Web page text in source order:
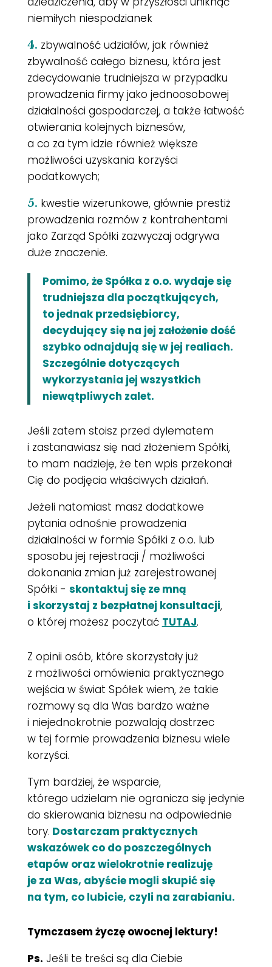
niemiłych niespodzianek
4. zbywalność udziałów, jak również
zbywalność całego biznesu, która jest
zdecydowanie trudniejsza w przypadku
prowadzenia firmy jako jednoosobowej
działalności gospodarczej, a także łatwość
otwierania kolejnych biznesów,
a co za tym idzie również większe
możliwości uzyskania korzyści
podatkowych;
5. kwestie wizerunkowe, głównie prestiż
prowadzenia rozmów z kontrahentami
jako Zarząd Spółki zazwyczaj odgrywa
duże znaczenie.
Pomimo, że Spółka z o.o. wydaje się
trudniejsza dla początkujących,
to jednak przedsiębiorcy,
decydujący się na jej założenie dość
szybko odnajdują się w jej realiach.
Szczególnie dotyczących
wykorzystania jej wszystkich
niewątpliwych zalet.
Jeśli zatem stoisz przed dylematem
i zastanawiasz się nad złożeniem Spółki,
to mam nadzieję, że ten wpis przekonał
Cię do podjęcia właściwych działań.
Jeżeli natomiast masz dodatkowe
pytania odnośnie prowadzenia
działalności w formie Spółki z o.o. lub
sposobu jej rejestracji / możliwości
dokonania zmian już zarejestrowanej
Spółki - skontaktuj się ze mną
i skorzystaj z bezpłatnej konsultacji,
o której możesz poczytać TUTAJ.
Z opinii osób, które skorzystały już
z możliwości omówienia praktycznego
wejścia w świat Spółek wiem, że takie
rozmowy są dla Was bardzo ważne
i niejednokrotnie pozwalają dostrzec
w tej formie prowadzenia biznesu wiele
korzyści.
Tym bardziej, że wsparcie,
którego udzielam nie ogranicza się jedynie
do skierowania biznesu na odpowiednie
tory. Dostarczam praktycznych
wskazówek co do poszczególnych
etapów oraz wielokrotnie realizuję
je za Was, abyście mogli skupić się
na tym, co lubicie, czyli na zarabianiu.
Tymczasem życzę owocnej lektury!
Ps. Jeśli te treści są dla Ciebie